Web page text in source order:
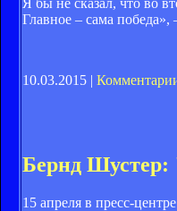
Я бы не сказал, что во
Главное – сама
10.03.2015 |
Бернд Шустер:
15 апреля в пресс-